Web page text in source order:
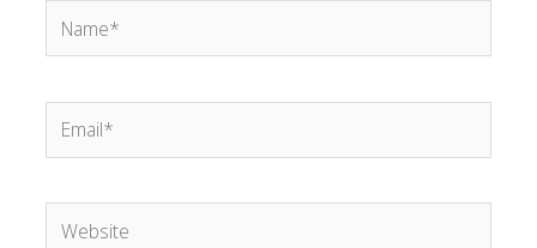
Name*
Email*
Website